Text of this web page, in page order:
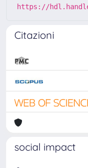
https://
Citazioni
social impact